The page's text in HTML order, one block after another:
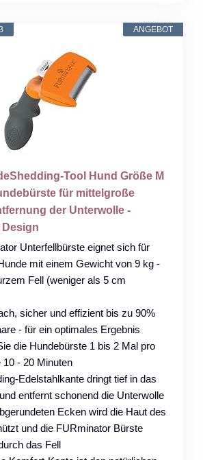
ANGEBOT
Tool Hund Größe M
für mittelgroße
der Unterwolle -
Unterfellbürste eignet sich für
mit einem Gewicht von 9 kg -
Fell (weniger als 5 cm
sicher und effizient bis zu 90%
- für ein optimales Ergebnis
die Hundebürste 1 bis 2 Mal pro
10 - 20 Minuten
Edelstahlkante dringt tief in das
entfernt schonend die Unterwolle
Ecken wird die Haut des
und die FURminator Bürste
das Fell